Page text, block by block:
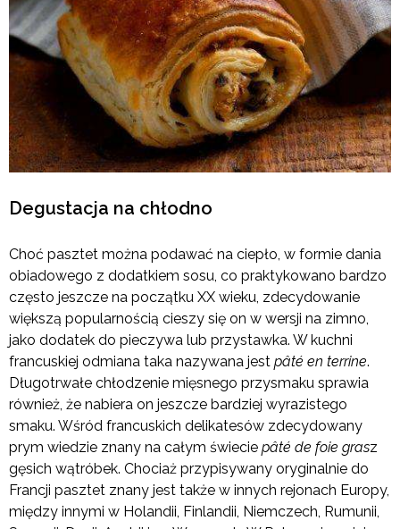
Degustacja na chłodno
Choć pasztet można podawać na ciepło, w formie dania
obiadowego z dodatkiem sosu, co praktykowano bardzo
często jeszcze na początku XX wieku, zdecydowanie
większą popularnością cieszy się on w wersji na zimno,
jako dodatek do pieczywa lub przystawka. W kuchni
francuskiej odmiana taka nazywana jest pâté en terrine.
Długotrwałe chłodzenie mięsnego przysmaku sprawia
również, że nabiera on jeszcze bardziej wyrazistego
smaku. Wśród francuskich delikatesów zdecydowany
prym wiedzie znany na całym świecie pâté de foie grasz
gęsich wątróbek. Chociaż przypisywany oryginalnie do
Francji pasztet znany jest także w innych rejonach Europy,
między innymi w Holandii, Finlandii, Niemczech, Rumunii,